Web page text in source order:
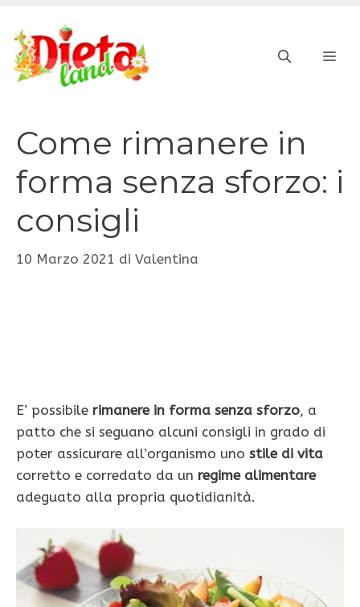
contenuto
Come rimanere in
forma senza sforzo: i
consigli
10 Marzo 2021 di Valentina
E’ possibile rimanere in forma senza sforzo, a
patto che si seguano alcuni consigli in grado di
poter assicurare all’organismo uno stile di vita
corretto e corredato da un regime alimentare
adeguato alla propria quotidianità.